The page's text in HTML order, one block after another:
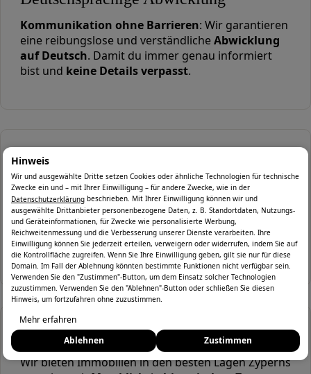
Kommunikation ohne Barrieren: Wir garantieren
eine reibungslose und verständlicheAbwicklung
auf Deutsch. Damit du immer genau informiert
bist und keine Details verpasst.
Ausgewählte Immobilien
Qualität vor Quantität: Unsere Immobilienauswahl
basiert aufstrengen Kriterien, um sicherzustellen,
dass du nur das Beste aus Zypern präsentiert
bekommst. Jede Immobilie wirdsorgfältig geprüft
undausgewählt.
Beste Lagen
Wir bieten Immobilien in den besten Lagen Zyperns
Hinweis
Wir und ausgewählte Dritte setzen Cookies oder ähnliche Technologien für technische
Zwecke ein und – mit Ihrer Einwilligung – für andere Zwecke, wie in der
Datenschutzerklärung beschrieben. Mit Ihrer Einwilligung können wir und
ausgewählte Drittanbieter personenbezogene Daten, z. B. Standortdaten, Nutzungs-
und Geräteinformationen, für Zwecke wie personalisierte Werbung,
Reichweitenmessung und die Verbesserung unserer Dienste verarbeiten. Ihre
Einwilligung können Sie jederzeit erteilen, verweigern oder widerrufen, indem Sie auf
die Kontrollfläche zugreifen. Wenn Sie Ihre Einwilligung geben, gilt sie nur für diese
Domain. Im Fall der Ablehnung könnten bestimmte Funktionen nicht verfügbar sein.
Verwenden Sie den "Zustimmen"-Button, um dem Einsatz solcher Technologien
zuzustimmen. Verwenden Sie den "Ablehnen"-Button oder schließen Sie diesen
Hinweis, um fortzufahren ohne zuzustimmen.
Mehr erfahren
Ablehnen
Zustimmen